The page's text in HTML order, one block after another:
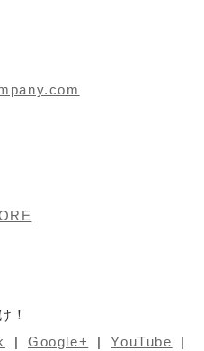
！
|Google+ |YouTube |